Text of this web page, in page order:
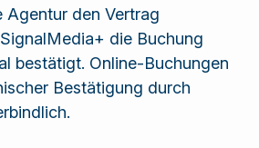
Agentur den Vertrag
die Buchung
bestätigt. Online-Buchungen
Bestätigung durch